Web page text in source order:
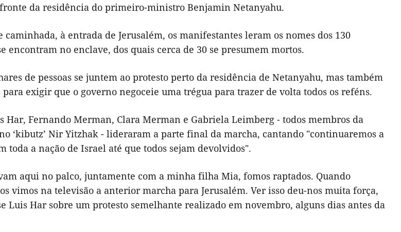
da residência do primeiro-ministro Benjamin Netanyahu.
à entrada de Jerusalém, os manifestantes leram os nomes dos 130
encontram no enclave, dos quais cerca de 30 se presumem mortos.
de pessoas se juntem ao protesto perto da residência de Netanyahu, mas também
exigir que o governo negoceie uma trégua para trazer de volta todos os reféns.
Har, Fernando Merman, Clara Merman e Gabriela Leimberg - todos membros da
‘kibutz’ Nir Yitzhak - lideraram a parte final da marcha, cantando "continuaremos a
toda a nação de Israel até que todos sejam devolvidos".
aqui no palco, juntamente com a minha filha Mia, fomos raptados. Quando
vimos na televisão a anterior marcha para Jerusalém. Ver isso deu-nos muita força,
Luis Har sobre um protesto semelhante realizado em novembro, alguns dias antes da